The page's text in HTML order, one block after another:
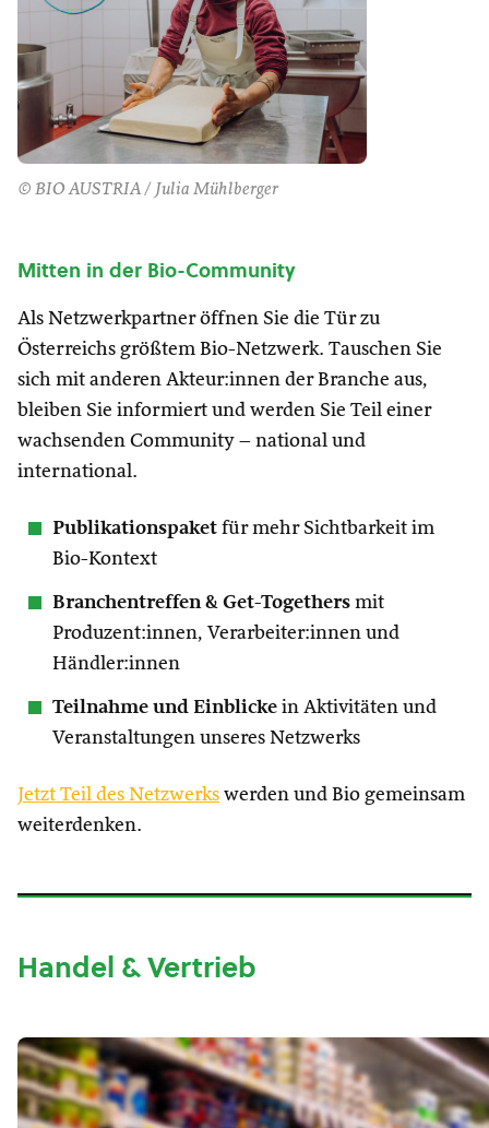
© BIO AUSTRIA / Julia Mühlberger
Mitten in der Bio-Community
Als Netzwerkpartner öffnen Sie die Tür zu
Österreichs größtem Bio-Netzwerk. Tauschen Sie
sich mit anderen Akteur:innen der Branche aus,
bleiben Sie informiert und werden Sie Teil einer
wachsenden Community – national und
international.
Publikationspaket für mehr Sichtbarkeit im
Bio-Kontext
Branchentreffen & Get-Togethers mit
Produzent:innen, Verarbeiter:innen und
Händler:innen
Teilnahme und Einblicke in Aktivitäten und
Veranstaltungen unseres Netzwerks
Jetzt Teil des Netzwerks werden und Bio gemeinsam
weiterdenken.
Handel & Vertrieb